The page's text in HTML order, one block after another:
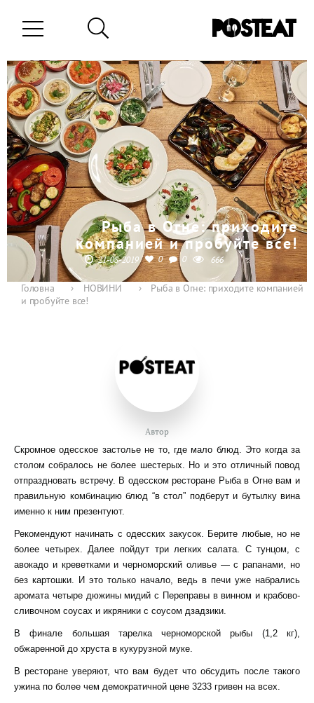
Рыба в Огне: приходите
компанией и пробуйте все!
21-08-2019 0 0 666
Головна › НОВИНИ ›
Рыба в Огне: приходите компанией
и пробуйте все!
Автор
Скромное одесское застолье не то, где мало блюд. Это когда за
столом собралось не более шестерых. Но и это отличный повод
отпраздновать встречу. В одесском ресторане Рыба в Огне вам и
правильную комбинацию блюд “в стол” подберут и бутылку вина
именно к ним презентуют.
Рекомендуют начинать с одесских закусок. Берите любые, но не
более четырех. Далее пойдут три легких салата. С тунцом, с
авокадо и креветками и черноморский оливье — с рапанами, но
без картошки. И это только начало, ведь в печи уже набрались
аромата четыре дюжины мидий с Переправы в винном и крабово-
сливочном соусах и икряники с соусом дзадзики.
В финале большая тарелка черноморской рыбы (1,2 кг),
обжаренной до хруста в кукурузной муке.
В ресторане уверяют, что вам будет что обсудить после такого
ужина по более чем демократичной цене 3233 гривен на всех.